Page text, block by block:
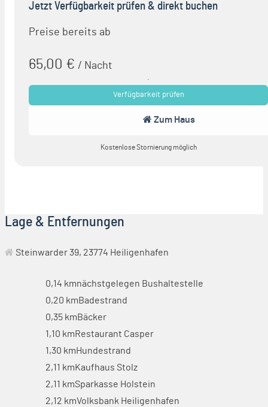
Jetzt Verfügbarkeit prüfen & direkt buchen
Preise bereits ab
65,00 € / Nacht
Verfügbarkeit prüfen
Zum Haus
Kostenlose Stornierung möglich
Lage & Entfernungen
Steinwarder 39, 23774 Heiligenhafen
0,14 kmnächstgelegen Bushaltestelle
0,20 kmBadestrand
0,35 kmBäcker
1,10 kmRestaurant Casper
1,30 kmHundestrand
2,11 kmKaufhaus Stolz
2,11 kmSparkasse Holstein
2,12 kmVolksbank Heiligenhafen